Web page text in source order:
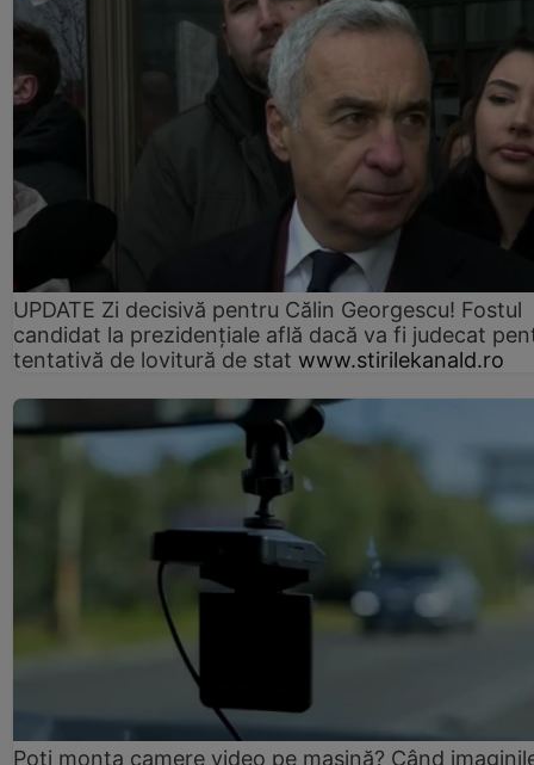
UPDATE Zi decisivă pentru Călin Georgescu! Fostul
candidat la prezidențiale află dacă va fi judecat
tentativă de lovitură de stat www.stirilekanald.ro
Poți monta camere video pe mașină? Când